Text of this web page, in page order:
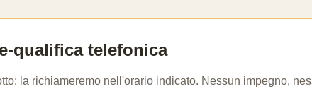
qualifica telefonica
la richiameremo nell'orario indicato. Nessun impegno,